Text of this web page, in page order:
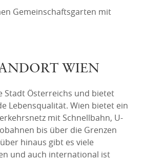
Gemeinschaftsgarten mit
WIEN
Stadt Österreichs und bietet
Lebensqualität. Wien bietet ein
mit Schnellbahn, U-
bis über die Grenzen
hinaus gibt es viele
und auch international ist